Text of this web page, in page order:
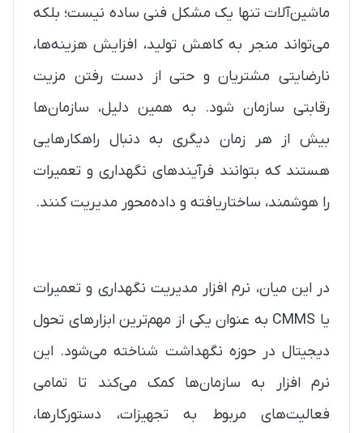
ماشین‌آلات تنها یک مشکل فنی ساده نیست؛ بلکه
می‌تواند منجر به کاهش تولید، افزایش هزینه‌ها،
نارضایتی مشتریان و حتی از دست رفتن مزیت
رقابتی سازمان شود. به همین دلیل، سازمان‌ها
بیش از هر زمان دیگری به دنبال راهکارهایی
هستند که بتوانند فرآیندهای نگهداری و تعمیرات
را هوشمند، ساختاریافته و داده‌محور مدیریت کنند.
در این میان، نرم افزار مدیریت نگهداری و تعمیرات
یا CMMS به عنوان یکی از مهم‌ترین ابزارهای تحول
دیجیتال در حوزه نگهداشت شناخته می‌شود. این
نرم افزار به سازمان‌ها کمک می‌کند تا تمامی
فعالیت‌های مربوط به تجهیزات، دستورکارها،